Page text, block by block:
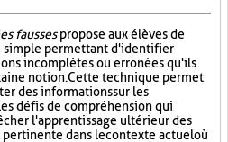
faussespropose aux élèves de
simple permettant d'identifier
incomplètes ou erronées qu'ils
notion. Cette technique permet
des informations sur les
défis de compréhension qui
l'apprentissage ultérieur des
dans le contexte actuel où